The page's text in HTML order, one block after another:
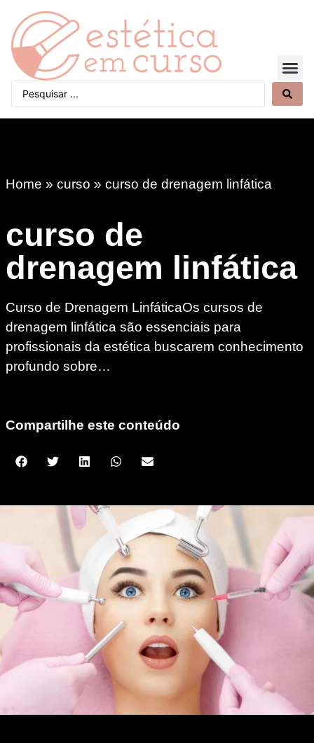
Home » curso » curso de drenagem linfática
curso de
drenagem linfática
Curso de Drenagem LinfáticaOs cursos de
drenagem linfática são essenciais para
profissionais da estética buscarem conhecimento
profundo sobre…
Compartilhe este conteúdo